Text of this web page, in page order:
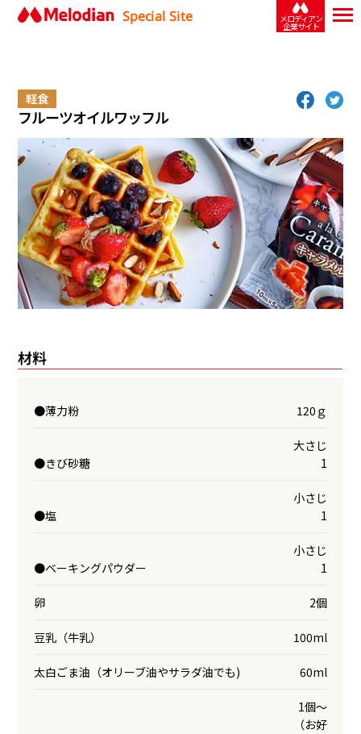
Special Site メロディアン
企業サイト
軽食
フルーツオイルワッフル
材料
●薄力粉 120ｇ
●きび砂糖
大さじ
1
●塩
小さじ
1
●ベーキングパウダー
小さじ
1
卵 2個
豆乳（牛乳） 100ml
太白ごま油（オリーブ油やサラダ油でも) 60ml
1個〜
（お好